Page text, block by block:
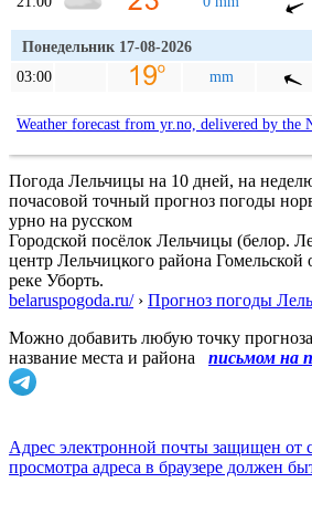
Понедельник 17-08-2026
03:00
mm
Weather forecast from yr.no, delivered by
Погода Лельчицы на 10 дней, на
почасовой точный прогноз погоды
урно на русском
Городской посёлок Лельчицы (белор.
центр Лельчицкого района Гомельской
реке Уборть.
belaruspogoda.ru/› Прогноз погоды
Можно добавить любую точку
название места и района
письмом на
Адрес электронной почты защищен от
просмотра адреса в браузере должен